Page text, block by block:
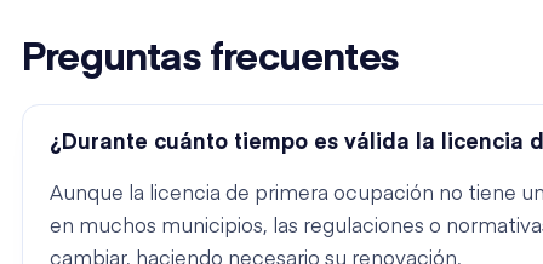
Preguntas frecuentes
¿Durante cuánto tiempo es válida la licencia
Aunque la licencia de primera ocupación no tiene
en muchos municipios, las regulaciones o
cambiar, haciendo necesario su renovación.